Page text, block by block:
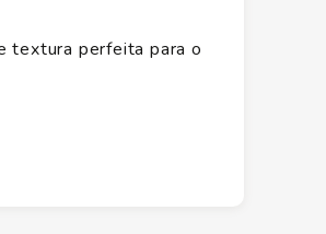
textura perfeita para o